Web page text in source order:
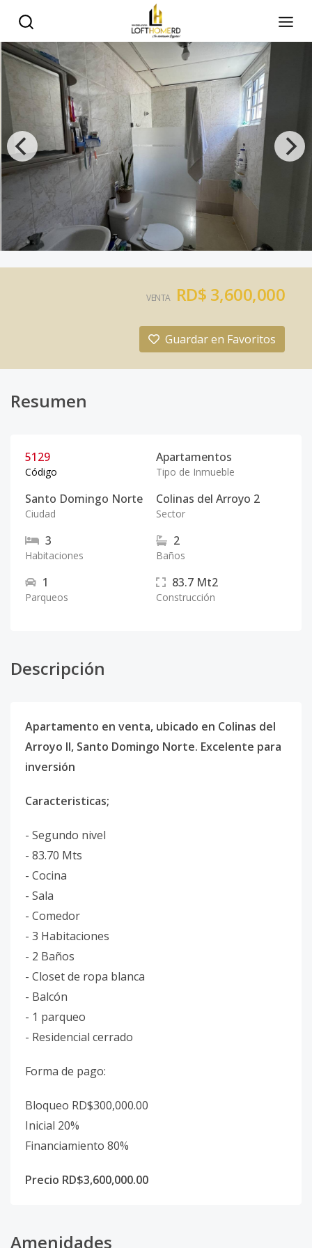
VENTA RD$ 3,600,000
Guardar en Favoritos
Resumen
5129
Código
Apartamentos
Tipo de Inmueble
Santo Domingo Norte
Ciudad
Colinas del Arroyo 2
Sector
3
Habitaciones
2
Baños
1
Parqueos
83.7 Mt2
Construcción
Descripción
Apartamento en venta, ubicado en Colinas del
Arroyo II, Santo Domingo Norte. Excelente para
inversión
Caracteristicas;
- Segundo nivel
- 83.70 Mts
- Cocina
- Sala
- Comedor
- 3 Habitaciones
- 2 Baños
- Closet de ropa blanca
- Balcón
- 1 parqueo
- Residencial cerrado
Forma de pago:
Bloqueo RD$300,000.00
Inicial 20%
Financiamiento 80%
Precio RD$3,600,000.00
Amenidades